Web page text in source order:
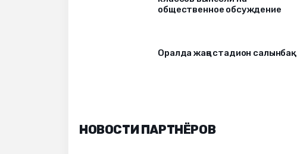
общественное обсуждение
Оралда жаңа стадион салынбақ
НОВОСТИ ПАРТНЁРОВ